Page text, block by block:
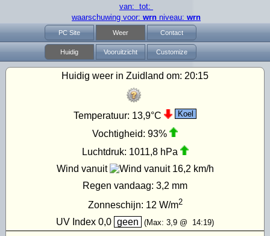
van: tot:
waarschuwing voor: wrn niveau: wrn
PC Site Weer Contact
Huidig Vooruitzicht Customize
Huidig weer in Zuidland om: 20:15
Temperatuur: 13,9°C Koel
Vochtigheid: 93%
Luchtdruk: 1011,8 hPa
Wind vanuit
16,2 km/h
Regen vandaag: 3,2 mm
Zonneschijn: 12 W/m2
UV Index 0,0 geen (Max: 3,9 @ 14:19)